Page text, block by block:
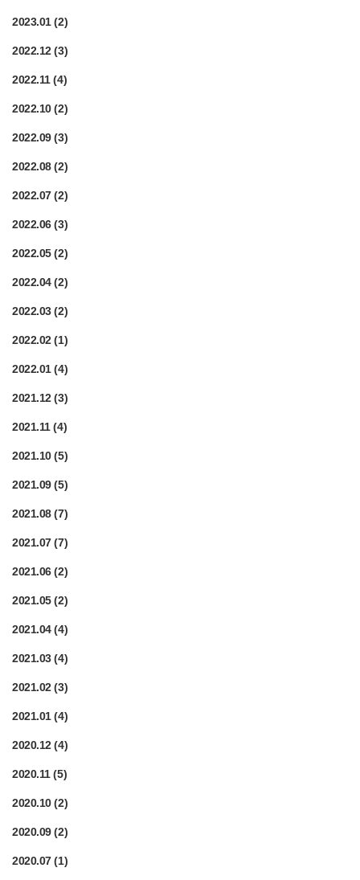
2023.01(2)
2022.12(3)
2022.11(4)
2022.10(2)
2022.09(3)
2022.08(2)
2022.07(2)
2022.06(3)
2022.05(2)
2022.04(2)
2022.03(2)
2022.02(1)
2022.01(4)
2021.12(3)
2021.11(4)
2021.10(5)
2021.09(5)
2021.08(7)
2021.07(7)
2021.06(2)
2021.05(2)
2021.04(4)
2021.03(4)
2021.02(3)
2021.01(4)
2020.12(4)
2020.11(5)
2020.10(2)
2020.09(2)
2020.07(1)